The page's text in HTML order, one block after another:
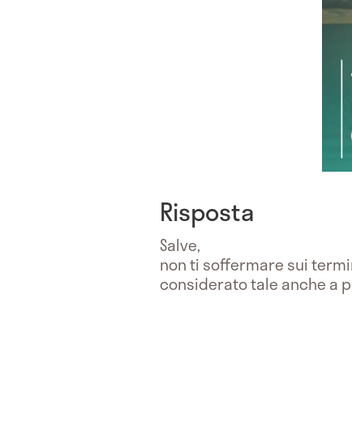
Risposta
Salve,
non ti soffermare sui
considerato tale anche a